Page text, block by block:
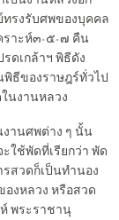
ทรงรับศพของบุคคล
ราะห์๓-๕-๗ คืน
ดเกล้าฯ พิธีดัง
ธีของราษฎร์ทั่วไป
นงานหลวง
านศพต่าง ๆ นั้น
ใช้พัดที่เรียกว่า พัด
รสวดก็เป็นทำนอง
องหลวง หรือสวด
พระราชานุ